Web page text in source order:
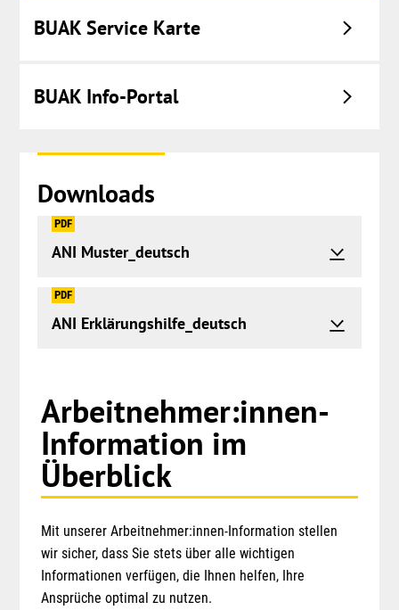
MenüArbeitnehmer:innen-
Information im
Überblick
Mit unserer Arbeitnehmer:innen-Information stellen
wir sicher, dass Sie stets über alle wichtigen
Informationen verfügen, die Ihnen helfen, Ihre
Ansprüche optimal zu nutzen.
BUAK Service Karte
BUAK Info-Portal
Downloads
PDF
ANI Muster_deutsch
PDF
ANI Erklärungshilfe_deutsch